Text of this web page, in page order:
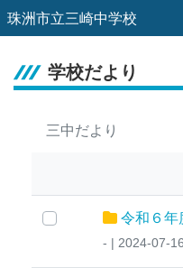
珠洲市立三崎中学校
学校だより
三中だより
令和６年
- | 2024-07-